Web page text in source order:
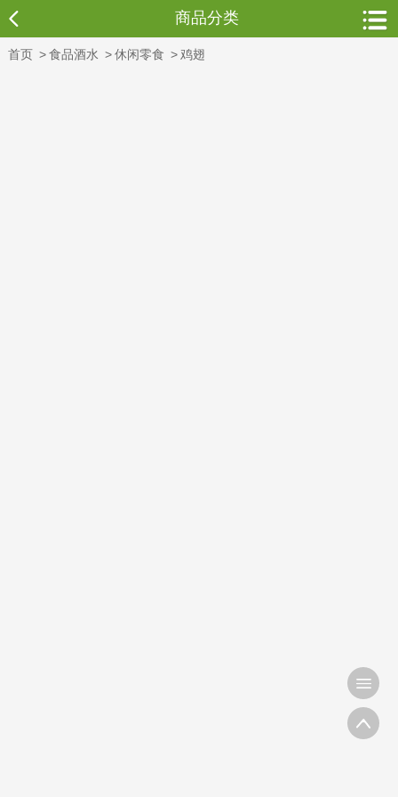
商品分类
首页 >食品酒水 >休闲零食 > 鸡翅